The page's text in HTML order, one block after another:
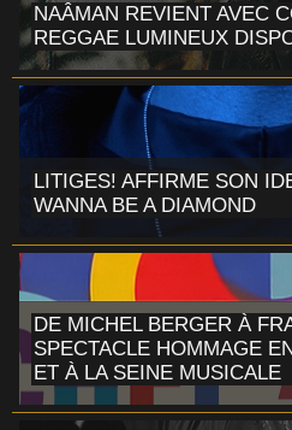
NAÂMAN REVIENT AVEC
REGGAE LUMINEUX
LITIGES! AFFIRME SON
WANNA BE A DIAMOND
DE MICHEL BERGER À
SPECTACLE HOMMAGE
ET À LA SEINE MUSICALE